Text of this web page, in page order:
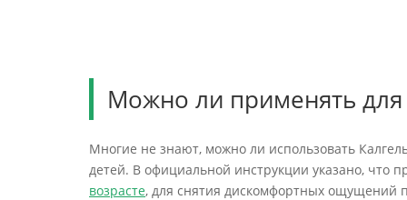
Можно ли применять для
Многие не знают, можно ли использовать
детей. В официальной инструкции указано, что
возрасте, для снятия дискомфортных ощущений